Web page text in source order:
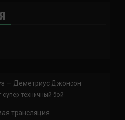
— Деметриус Джонсон
техничный бой
трансляция